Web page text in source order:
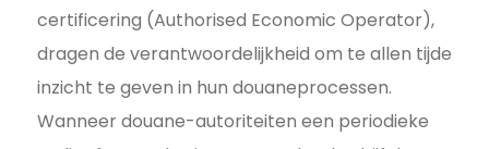
certificering (Authorised Economic Operator),
dragen de verantwoordelijkheid om te allen tijde
inzicht te geven in hun douaneprocessen.
Wanneer douane-autoriteiten een periodieke